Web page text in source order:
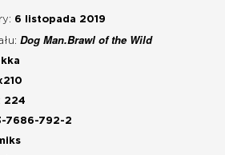
6 listopada 2019
Dog Man.Brawl of the Wild
224
7686-792-2